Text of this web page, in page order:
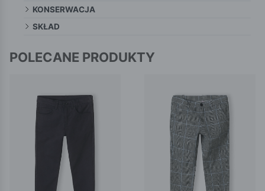
KONSERWACJA
SKŁAD
POLECANE PRODUKTY